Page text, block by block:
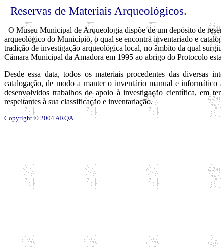
Reservas de Materiais Arqueológicos.
O Museu Municipal de Arqueologia dispõe de um depósito de
arqueológico do Município, o qual se encontra inventariado e
tradição de investigação arqueológica local, no âmbito da qual
Câmara Municipal da Amadora em 1995 ao abrigo do Protocolo
Desde essa data, todos os materiais procedentes das diversas
catalogação, de modo a manter o inventário manual e informático
desenvolvidos trabalhos de apoio à investigação científica, em
respeitantes à sua classificação e inventariação.
Copyright © 2004 ARQA.